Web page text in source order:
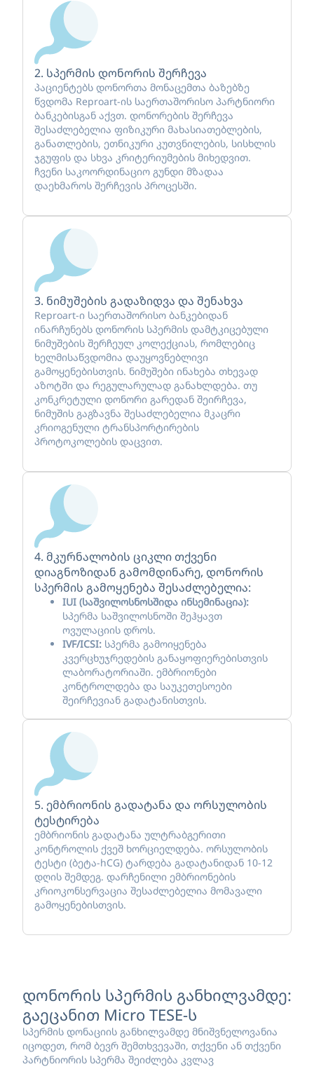
2. სპერმის დონორის შერჩევა
პაციენტებს დონორთა მონაცემთა ბაზებზე
წვდომა Reproart-ის საერთაშორისო პარტნიორი
ბანკებისგან აქვთ. დონორების შერჩევა
შესაძლებელია ფიზიკური მახასიათებლების,
განათლების, ეთნიკური კუთვნილების, სისხლის
ჯგუფის და სხვა კრიტერიუმების მიხედვით.
ჩვენი საკოორდინაციო გუნდი მზადაა
დაეხმაროს შერჩევის პროცესში.
3. ნიმუშების გადაზიდვა და შენახვა
Reproart-ი საერთაშორისო ბანკებიდან
ინარჩუნებს დონორის სპერმის დამტკიცებული
ნიმუშების შერჩეულ კოლექციას, რომლებიც
ხელმისაწვდომია დაუყოვნებლივი
გამოყენებისთვის. ნიმუშები ინახება თხევად
აზოტში და რეგულარულად განახლდება. თუ
კონკრეტული დონორი გარედან შეირჩევა,
ნიმუშის გაგზავნა შესაძლებელია მკაცრი
კრიოგენული ტრანსპორტირების
პროტოკოლების დაცვით.
4. მკურნალობის ციკლი თქვენი
დიაგნოზიდან გამომდინარე, დონორის
სპერმის გამოყენება შესაძლებელია:
IUI (საშვილოსნოსშიდა ინსემინაცია):
სპერმა საშვილოსნოში შეჰყავთ
ოვულაციის დროს.
IVF/ICSI: სპერმა გამოიყენება
კვერცხუჯრედების განაყოფიერებისთვის
ლაბორატორიაში. ემბრიონები
კონტროლდება და საუკეთესოები
შეირჩევიან გადატანისთვის.
5. ემბრიონის გადატანა და ორსულობის
ტესტირება
ემბრიონის გადატანა ულტრაბგერითი
კონტროლის ქვეშ ხორციელდება. ორსულობის
ტესტი (ბეტა-hCG) ტარდება გადატანიდან 10-12
დღის შემდეგ. დარჩენილი ემბრიონების
კრიოკონსერვაცია შესაძლებელია მომავალი
გამოყენებისთვის.
დონორის სპერმის განხილვამდე:
გაეცანით Micro TESE-ს
სპერმის დონაციის განხილვამდე მნიშვნელოვანია
იცოდეთ, რომ ბევრ შემთხვევაში, თქვენი ან თქვენი
პარტნიორის სპერმა შეიძლება კვლავ